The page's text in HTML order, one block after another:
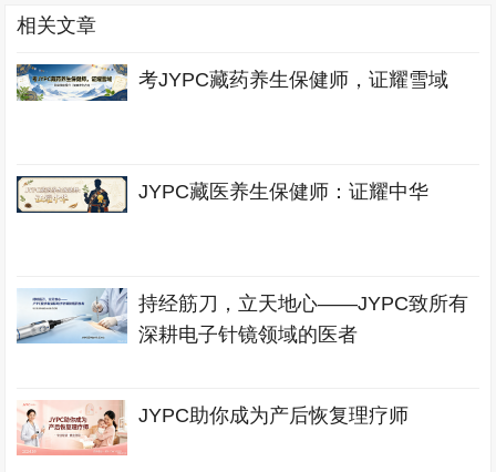
相关文章
考JYPC藏药养生保健师，证耀雪域
JYPC藏医养生保健师：证耀中华
持经筋刀，立天地心——JYPC致所有
深耕电子针镜领域的医者
JYPC助你成为产后恢复理疗师